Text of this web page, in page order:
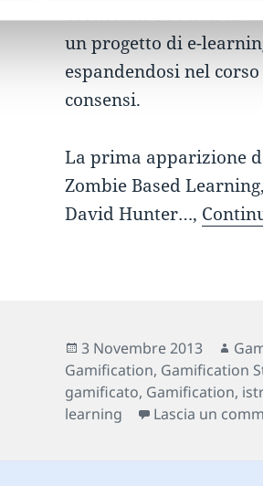
economici e sociali di
un progetto di e-
espandendosi nel
consensi.
La prima apparizione
Zombie Based
David Hunter…,
Scritto
il
3 Novembre 2013
Gamification, Gamification
gamificato, Gamification,
learning
Lascia un